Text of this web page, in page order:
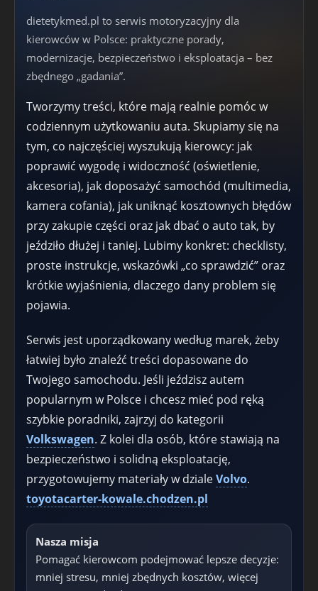
dietetykmed.pl to serwis motoryzacyjny dla
kierowców w Polsce: praktyczne porady,
modernizacje, bezpieczeństwo i eksploatacja – bez
zbędnego „gadania”.
Tworzymy treści, które mają realnie pomóc w
codziennym użytkowaniu auta. Skupiamy się na
tym, co najczęściej wyszukują kierowcy: jak
poprawić wygodę i widoczność (oświetlenie,
akcesoria), jak doposażyć samochód (multimedia,
kamera cofania), jak uniknąć kosztownych błędów
przy zakupie części oraz jak dbać o auto tak, by
jeździło dłużej i taniej. Lubimy konkret: checklisty,
proste instrukcje, wskazówki „co sprawdzić” oraz
krótkie wyjaśnienia, dlaczego dany problem się
pojawia.
Serwis jest uporządkowany według marek, żeby
łatwiej było znaleźć treści dopasowane do
Twojego samochodu. Jeśli jeździsz autem
popularnym w Polsce i chcesz mieć pod ręką
szybkie poradniki, zajrzyj do kategorii
Volkswagen. Z kolei dla osób, które stawiają na
bezpieczeństwo i solidną eksploatację,
przygotowujemy materiały w dzialeVolvo.
toyotacarter-kowale.chodzen.pl
Nasza misja
Pomagać kierowcom podejmować lepsze decyzje:
mniej stresu, mniej zbędnych kosztów, więcej